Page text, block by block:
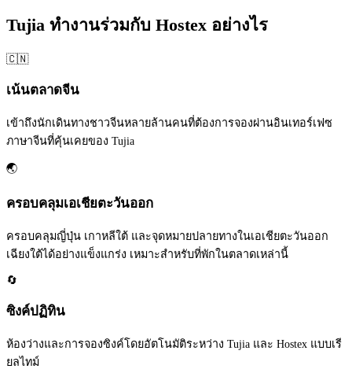
Tujia ทำงานร่วมกับ Hostex อย่างไร
🇨🇳
เน้นตลาดจีน
เข้าถึงนักเดินทางชาวจีนหลายล้านคนที่ต้องการจองผ่านอินเทอร์เฟซ
ภาษาจีนที่คุ้นเคยของ Tujia
🌏
ครอบคลุมเอเชียตะวันออก
ครอบคลุมญี่ปุ่น เกาหลีใต้ และจุดหมายปลายทางในเอเชียตะวันออก
เฉียงใต้ได้อย่างแข็งแกร่ง เหมาะสำหรับที่พักในตลาดเหล่านี้
🔄
ซิงค์ปฏิทิน
ห้องว่างและการจองซิงค์โดยอัตโนมัติระหว่าง Tujia และ Hostex แบบเรี
ยลไทม์